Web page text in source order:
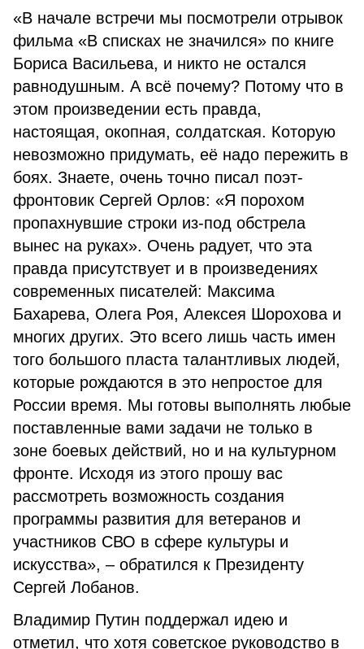
«В начале встречи мы посмотрели отрывок
фильма «В списках не значился» по книге
Бориса Васильева, и никто не остался
равнодушным. А всё почему? Потому что в
этом произведении есть правда,
настоящая, окопная, солдатская. Которую
невозможно придумать, её надо пережить в
боях. Знаете, очень точно писал поэт-
фронтовик Сергей Орлов: «Я порохом
пропахнувшие строки из-под обстрела
вынес на руках». Очень радует, что эта
правда присутствует и в произведениях
современных писателей: Максима
Бахарева, Олега Роя, Алексея Шорохова и
многих других. Это всего лишь часть имен
того большого пласта талантливых людей,
которые рождаются в это непростое для
России время. Мы готовы выполнять любые
поставленные вами задачи не только в
зоне боевых действий, но и на культурном
фронте. Исходя из этого прошу вас
рассмотреть возможность создания
программы развития для ветеранов и
участников СВО в сфере культуры и
искусства», – обратился к Президенту
Сергей Лобанов.
Владимир Путин поддержал идею и
отметил, что хотя советское руководство в